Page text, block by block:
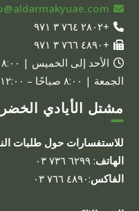
+٢٨٠٢ ٧٦٤ ٣ ٩٧١
+٤٨٩٠ ٧٦٦ ٣ ٩٧١
الأحد إلى الخميس | ٨:٠٠ صباحًا – ٤:٣٠ مساءً
الجمعة | ٨:٠٠ صباحًا – ١٢:٠٠ ظهراً
مشتل الأيادي
للاستفسارات حول طلبات
الهاتف: ٦٢٩٩ ٧٣٦ ٠٣
الفاكس:٤٨٩٠ ٧٦٦ ٠٣